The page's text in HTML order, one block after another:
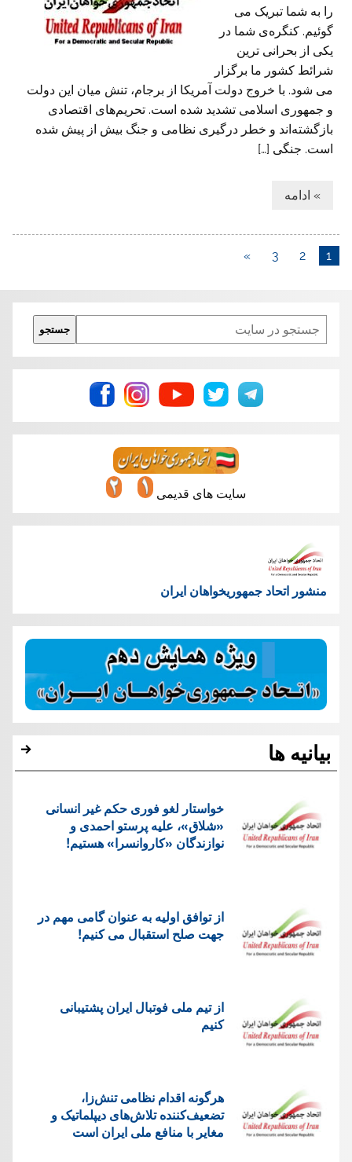
را به شما تبریک می
گوئیم. کنگره‌ی شما در
یکی از بحرانی ترین
شرائط کشور ما برگزار
می شود. با خروج دولت آمریکا از برجام، تنش میان این دولت
و جمهوری اسلامی تشدید شده است. تحریم‌های اقتصادی
بازگشته‌اند و خطر درگیری نظامی و جنگ بیش از پیش شده
است. جنگی […]
» ادامه
1
2
3
»
Search
جستجو
سایت های قدیمی
منشور اتحاد جمهوریخواهان ایران
بیانیه ها
خواستار لغو فوری حکم غیر انسانی
«شلاق»، علیه پرستو احمدی و
نوازندگان «کاروانسرا» هستیم!
از توافق اولیه به عنوان گامی مهم در
جهت صلح استقبال می کنیم!
از تیم ملی فوتبال ایران پشتیبانی
کنیم
هرگونه اقدام نظامی تنش‌زا،
تضعیف‌کننده تلاش‌های دیپلماتیک و
مغایر با منافع ملی ایران است